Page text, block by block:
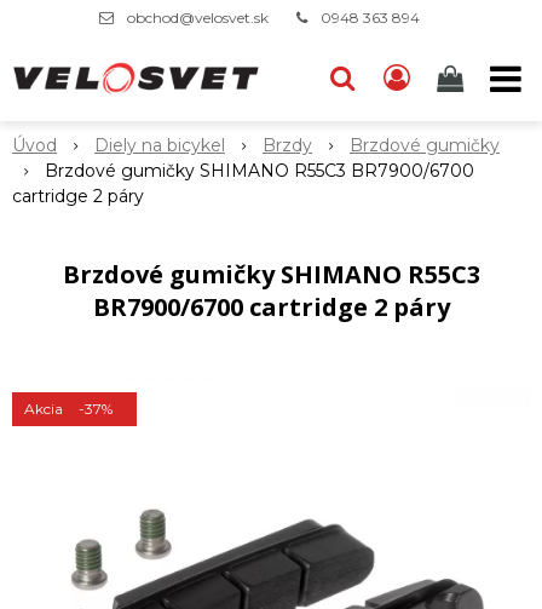
obchod@velosvet.sk 0948 363 894
Úvod Diely na bicykel Brzdy
Brzdové gumičky
Brzdové gumičky SHIMANO R55C3 BR7900/6700
cartridge 2 páry
Brzdové gumičky SHIMANO R55C3
BR7900/6700 cartridge 2 páry
Akcia -37%